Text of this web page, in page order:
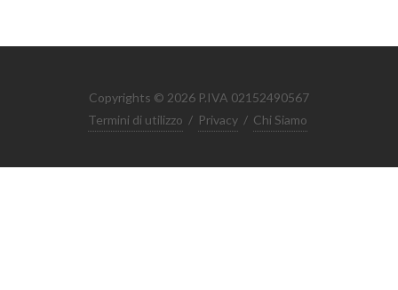
Copyrights © 2026 P.IVA 02152490567
Termini di utilizzo / Privacy / Chi Siamo